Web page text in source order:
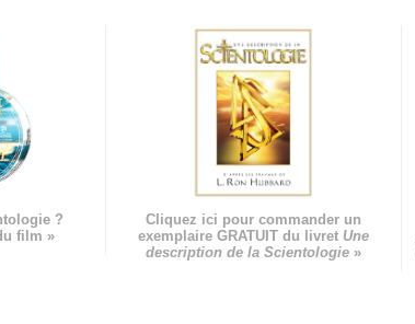
?
film »
Cliquez ici pour commander un
exemplaire GRATUIT du livret Une
description de la Scientologie»